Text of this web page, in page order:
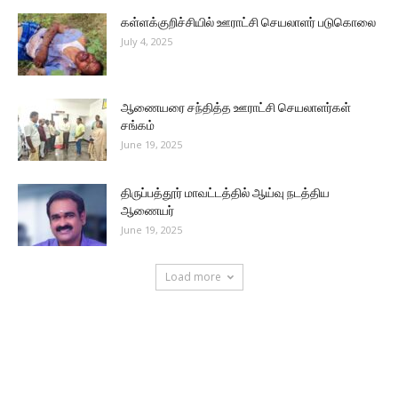
கள்ளக்குறிச்சியில் ஊராட்சி செயலாளர் படுகொலை
July 4, 2025
ஆணையரை சந்தித்த ஊராட்சி செயலாளர்கள்
சங்கம்
June 19, 2025
திருப்பத்தூர் மாவட்டத்தில் ஆய்வு நடத்திய
ஆணையர்
June 19, 2025
Load more